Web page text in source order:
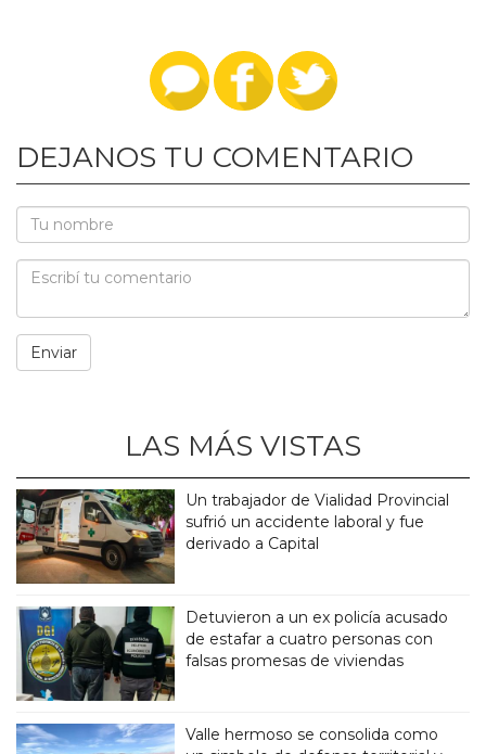
DEJANOS TU COMENTARIO
LAS MÁS VISTAS
Un trabajador de Vialidad Provincial
sufrió un accidente laboral y fue
derivado a Capital
Detuvieron a un ex policía acusado
de estafar a cuatro personas con
falsas promesas de viviendas
Valle hermoso se consolida como